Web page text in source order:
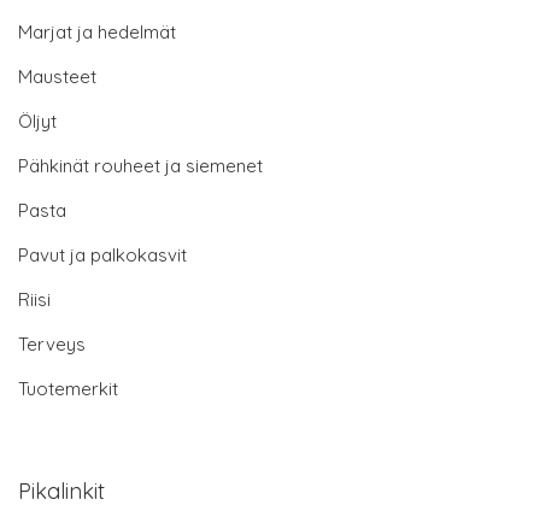
Marjat ja hedelmät
Mausteet
Öljyt
Pähkinät rouheet ja siemenet
Pasta
Pavut ja palkokasvit
Riisi
Terveys
Tuotemerkit
Pikalinkit